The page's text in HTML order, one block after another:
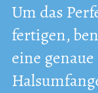
Um das
fertigen,
eine